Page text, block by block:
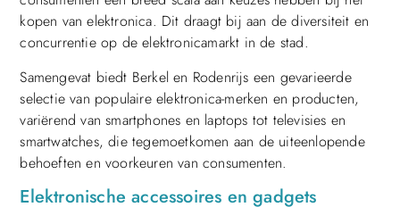
kopen van elektronica. Dit draagt bij aan de diversiteit en
concurrentie op de elektronicamarkt in de stad.
Samengevat biedt Berkel en Rodenrijs een gevarieerde
selectie van populaire elektronica-merken en producten,
variërend van smartphones en laptops tot televisies en
smartwatches, die tegemoetkomen aan de uiteenlopende
behoeften en voorkeuren van consumenten.
Elektronische accessoires en gadgets